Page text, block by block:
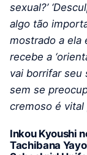
sexual?’
algo tão
mostrado a ela
recebe a
vai borrifar seu
sem se
cremoso é
Inkou Kyoushi
Tachibana